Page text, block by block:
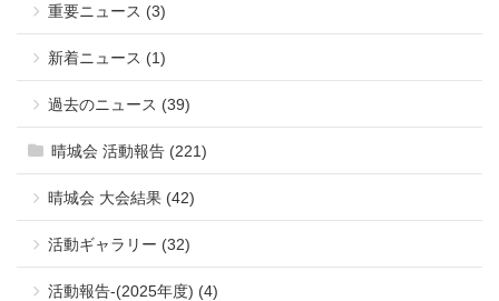
重要ニュース (3)
新着ニュース (1)
過去のニュース (39)
晴城会 活動報告 (221)
晴城会 大会結果 (42)
活動ギャラリー (32)
活動報告-(2025年度) (4)